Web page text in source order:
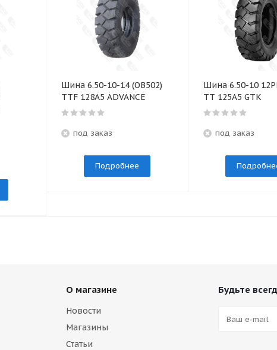
Шина 6.50-10-14 (OB502)
TTF 128A5 ADVANCE
под заказ
Подробнее
Шина 6.50-10
TТ 125A5 GTK
под заказ
О магазине
Новости
Магазины
Статьи
Будьте